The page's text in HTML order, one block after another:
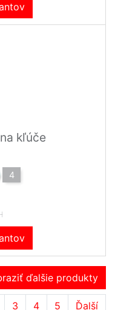
kľúče
4
ďalšie produkty
3 4 5 Ďalší